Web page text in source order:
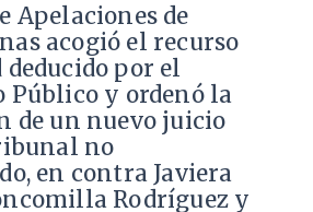
Apelaciones de
acogió el recurso
deducido por el
y ordenó la
de un nuevo juicio
no
en contra Javiera
Rodríguez y